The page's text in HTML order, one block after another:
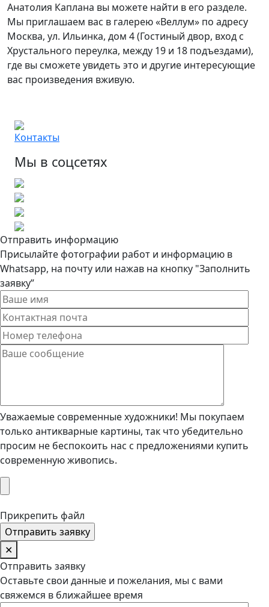
Анатолия Каплана вы можете найти в его разделе.
Мы приглашаем вас в галерею «Веллум» по адресу
Москва, ул. Ильинка, дом 4 (Гостиный двор, вход с
Хрустального переулка, между 19 и 18 подъездами),
где вы сможете увидеть это и другие интересующие
вас произведения вживую.
Контакты
Мы в соцсетях
Отправить информацию
Присылайте фотографии работ и информацию в
Whatsapp, на почту или нажав на кнопку "Заполнить
заявку”
Уважаемые современные художники! Мы покупаем
только антикварные картины, так что убедительно
просим не беспокоить нас с предложениями купить
современную живопись.
Прикрепить файл
✕
Отправить заявку
Оставьте свои данные и пожелания, мы с вами
свяжемся в ближайшее время